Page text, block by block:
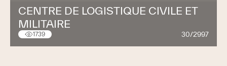
CENTRE DE LOGISTIQUE CIVILE ET
MILITAIRE
1739 30/2997